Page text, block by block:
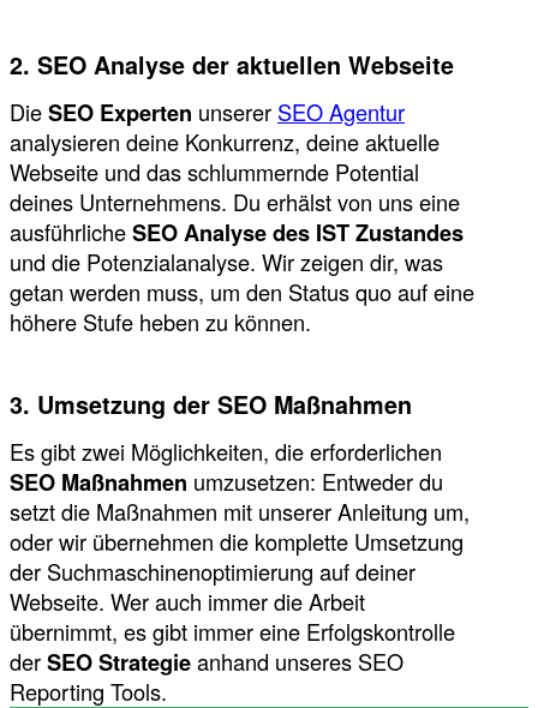
2. SEO Analyse der aktuellen Webseite
DieSEO Experten unserer SEO Agentur
analysieren deine Konkurrenz, deine aktuelle
Webseite und das schlummernde Potential
deines Unternehmens. Du erhälst von uns eine
ausführlicheSEO Analyse des IST Zustandes
und die Potenzialanalyse. Wir zeigen dir, was
getan werden muss, um den Status quo auf eine
höhere Stufe heben zu können.
3. Umsetzung der SEO Maßnahmen
Es gibt zwei Möglichkeiten, die erforderlichen
SEO Maßnahmen umzusetzen: Entweder du
setzt die Maßnahmen mit unserer Anleitung um,
oder wir übernehmen die komplette Umsetzung
der Suchmaschinenoptimierung auf deiner
Webseite. Wer auch immer die Arbeit
übernimmt, es gibt immer eine Erfolgskontrolle
derSEO Strategieanhand unseres SEO
Reporting Tools.